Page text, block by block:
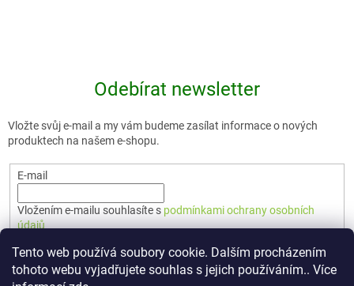
Tento web používá soubory cookie. Dalším procházením
tohoto webu vyjadřujete souhlas s jejich používáním.. Více
Odebírat newsletter
Vložte svůj e-mail a my vám budeme zasílat informace o nových
produktech na našem e-shopu.
E-mail
Vložením e-mailu souhlasíte s podmínkami ochrany osobních
údajů
PŘIHLÁSIT SE